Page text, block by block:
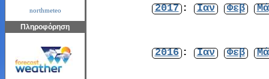
northmeteo
Πληροφόρηση
2017 : Ιαν Φεβ
2016 : Ιαν Φεβ